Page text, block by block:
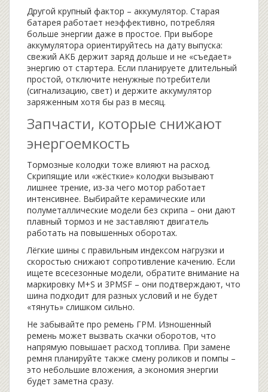
Другой крупный фактор – аккумулятор. Старая
батарея работает неэффективно, потребляя
больше энергии даже в простое. При выборе
аккумулятора ориентируйтесь на дату выпуска:
свежий АКБ держит заряд дольше и не «съедает»
энергию от стартера. Если планируете длительный
простой, отключите ненужные потребители
(сигнализацию, свет) и держите аккумулятор
заряженным хотя бы раз в месяц.
Запчасти, которые снижают
энергоемкость
Тормозные колодки тоже влияют на расход.
Скрипящие или «жёсткие» колодки вызывают
лишнее трение, из‑за чего мотор работает
интенсивнее. Выбирайте керамические или
полуметаллические модели без скрипа – они дают
плавный тормоз и не заставляют двигатель
работать на повышенных оборотах.
Лёгкие шины с правильным индексом нагрузки и
скоростью снижают сопротивление качению. Если
ищете всесезонные модели, обратите внимание на
маркировку M+S и 3PMSF – они подтверждают, что
шина подходит для разных условий и не будет
«тянуть» слишком сильно.
Не забывайте про ремень ГРМ. Изношенный
ремень может вызвать скачки оборотов, что
напрямую повышает расход топлива. При замене
ремня планируйте также смену роликов и помпы –
это небольшие вложения, а экономия энергии
будет заметна сразу.